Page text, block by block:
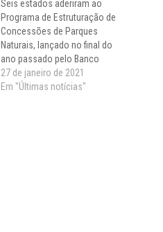
Seis estados aderiram ao
Programa de Estruturação de
Concessões de Parques
Naturais, lançado no final do
ano passado pelo Banco
Nacional de Desenvolvimento
Econômico e Social (BNDES).
27 de janeiro de 2021
Em "Últimas notícias"